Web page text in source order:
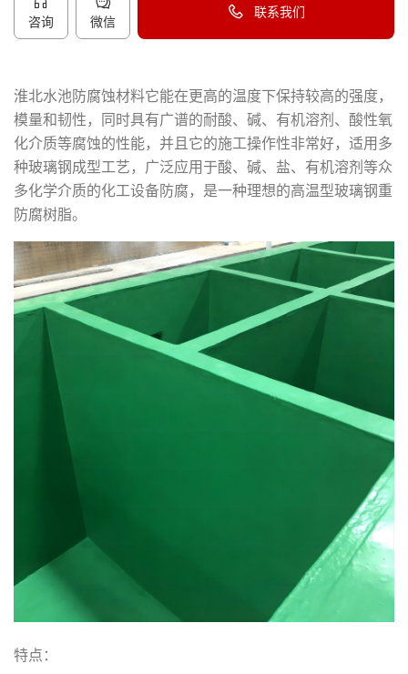
咨询 微信
联系我们
淮北水池防腐蚀材料它能在更高的温度下保持较高的强度，
模量和韧性，同时具有广谱的耐酸、碱、有机溶剂、酸性氧
化介质等腐蚀的性能，并且它的施工操作性非常好，适用多
种玻璃钢成型工艺，广泛应用于酸、碱、盐、有机溶剂等众
多化学介质的化工设备防腐，是一种理想的高温型玻璃钢重
防腐树脂。
特点：